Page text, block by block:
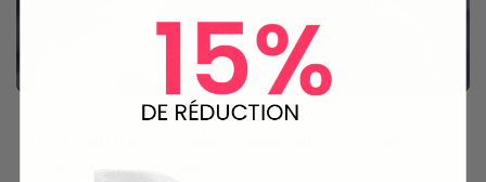
solaire optimale